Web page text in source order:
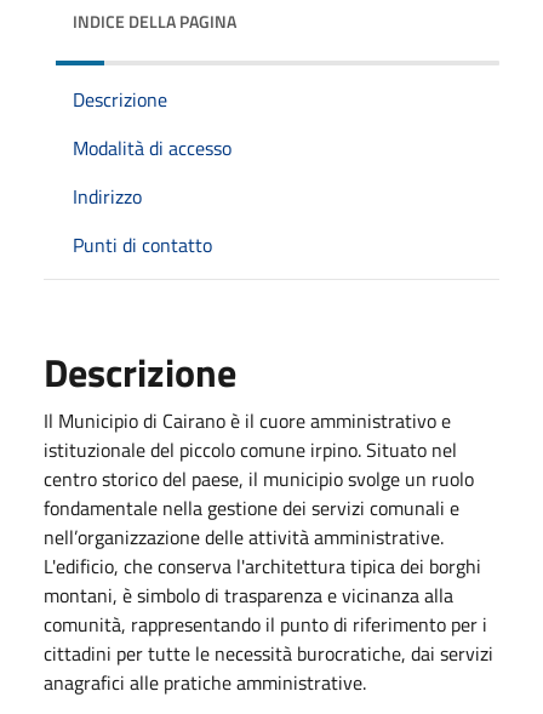
INDICE DELLA PAGINA
Descrizione
Modalità di accesso
Indirizzo
Punti di contatto
Descrizione
Il Municipio di Cairano è il cuore amministrativo e
istituzionale del piccolo comune irpino. Situato nel
centro storico del paese, il municipio svolge un ruolo
fondamentale nella gestione dei servizi comunali e
nell’organizzazione delle attività amministrative.
L'edificio, che conserva l'architettura tipica dei borghi
montani, è simbolo di trasparenza e vicinanza alla
comunità, rappresentando il punto di riferimento per i
cittadini per tutte le necessità burocratiche, dai servizi
anagrafici alle pratiche amministrative.